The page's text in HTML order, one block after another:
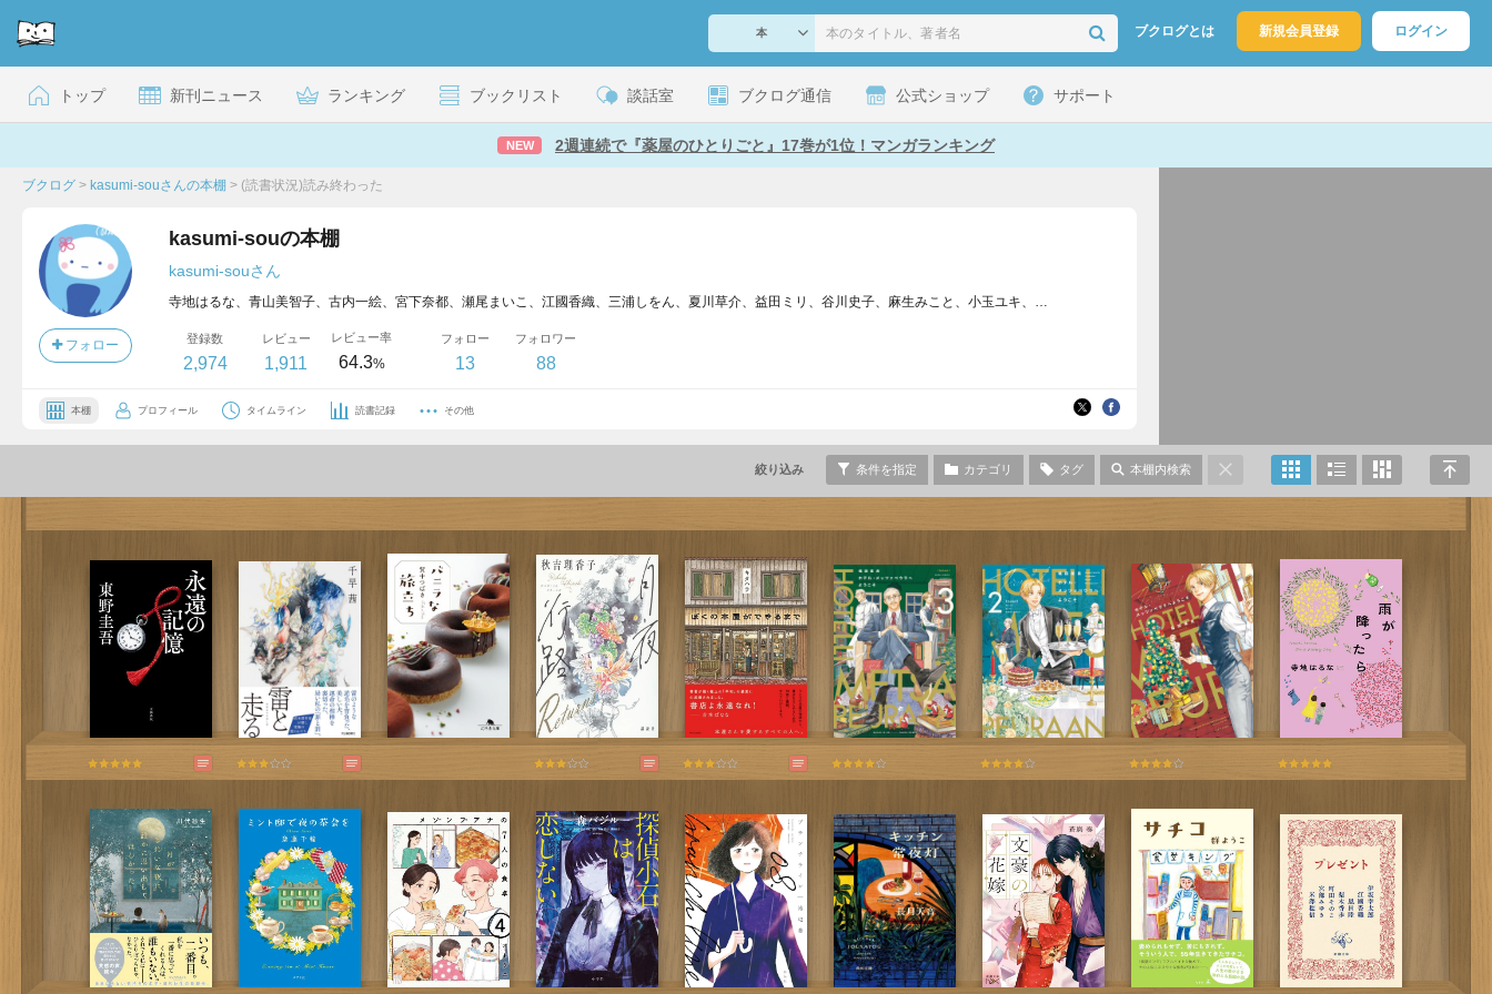
ブクログとは 新規会員登録 ログイン
トップ 新刊ニュース ランキング ブックリスト 談話室 ブクログ通信 公式ショップ サポート
NEW 2週連続で『薬屋のひとりごと』17巻が1位！マンガランキング
ブクログ > kasumi-souさんの本棚 > (読書状況)読み終わった
フォロー
kasumi-souの本棚
kasumi-souさん
寺地はるな、青山美智子、古内一絵、宮下奈都、瀬尾まいこ、江國香織、三浦しをん、夏川草介、益田ミリ、谷川史子、麻生みこと、小玉ユキ、池辺葵（敬称略）が特にお気に入りです。
登録数
2,974
レビュー
1,911
レビュー率
64.3%
フォロー
13
フォロワー
88
本棚 プロフィール タイムライン 読書記録 その他
絞り込み 条件を指定 カテゴリ タグ 本棚内検索